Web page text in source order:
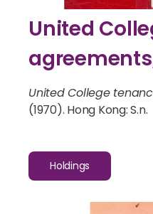
United
United College
(1970). Hong Kong: S.n.
Holdings